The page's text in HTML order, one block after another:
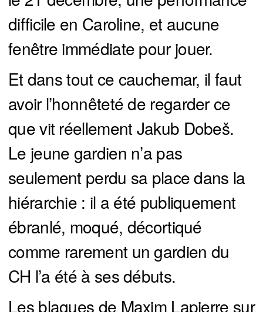
difficile en Caroline, et aucune
fenêtre immédiate pour jouer.
Et dans tout ce cauchemar, il faut
avoir l’honnêteté de regarder ce
que vit réellement Jakub Dobeš.
Le jeune gardien n’a pas
seulement perdu sa place dans la
hiérarchie : il a été publiquement
ébranlé, moqué, décortiqué
comme rarement un gardien du
CH l’a été à ses débuts.
Les blagues de Maxim Lapierre sur